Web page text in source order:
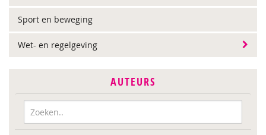
Sport en beweging
Wet- en regelgeving
AUTEURS